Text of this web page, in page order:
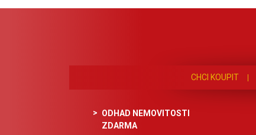
CHCI KOUPIT
ODHAD NEMOVITOSTI
ZDARMA